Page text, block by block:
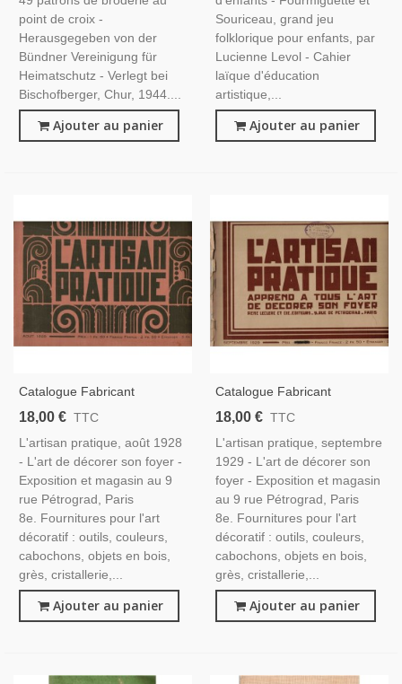
point de croix -
Herausgegeben von der
Bündner Vereinigung für
Heimatschutz - Verlegt bei
Bischofberger, Chur, 1944....
Ajouter au panier
Souriceau, grand jeu
folklorique pour enfants, par
Lucienne Levol - Cahier
laïque d'éducation
artistique,...
Ajouter au panier
Catalogue Fabricant
Décoration D'objets D'art
Août 1928 - Antiquités,
Objets D'art, Époque 1900
18,00 € TTC
L'artisan pratique, août 1928
- L'art de décorer son foyer -
Exposition et magasin au 9
rue Pétrograd, Paris
8e. Fournitures pour l'art
décoratif : outils, couleurs,
cabochons, objets en bois,
grès, cristallerie,...
Ajouter au panier
Catalogue Fabricant
Décoration D'objets D'art
Septembre 1929 - Antiquités,
Objets D'art, Époque 1900
18,00 € TTC
L'artisan pratique, septembre
1929 - L'art de décorer son
foyer - Exposition et magasin
au 9 rue Pétrograd, Paris
8e. Fournitures pour l'art
décoratif : outils, couleurs,
cabochons, objets en bois,
grès, cristallerie,...
Ajouter au panier